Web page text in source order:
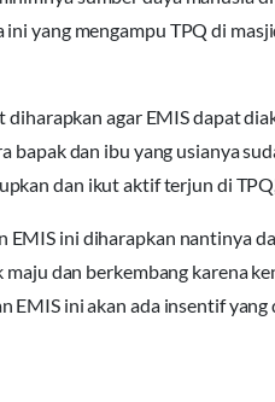
ini yang mengampu TPQ di
diharapkan agar EMIS dapat
bapak dan ibu yang usianya
dan ikut aktif terjun di
EMIS ini diharapkan nantinya
dan berkembang karena
EMIS ini akan ada insentif